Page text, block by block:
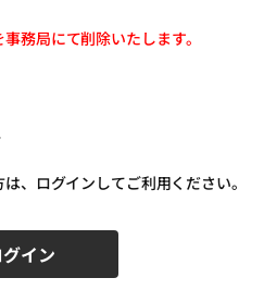
務局にて削除いたします。
、ログインしてご利用ください。
グイン